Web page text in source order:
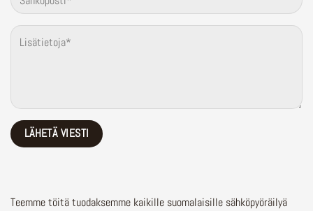
Teemme töitä tuodaksemme kaikille suomalaisille sähköpyöräilyä